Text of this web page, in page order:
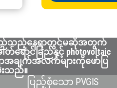
ါ်ရှိမည်သည့်နေရာတွင်မဆိုအတွက်
ရောင်ခြည်နှင့် photovoltaic
အချက်အလက်များကိုဖော်ပြ
သည်။
ပြည့်စုံသော PVGIS